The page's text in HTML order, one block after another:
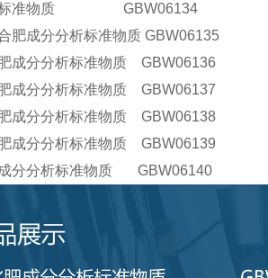
析标准物质 GBW06134
肥成分分析标准物质 GBW06135
肥成分分析标准物质 GBW06136
肥成分分析标准物质 GBW06137
肥成分分析标准物质 GBW06138
肥成分分析标准物质 GBW06139
成分分析标准物质 GBW06140